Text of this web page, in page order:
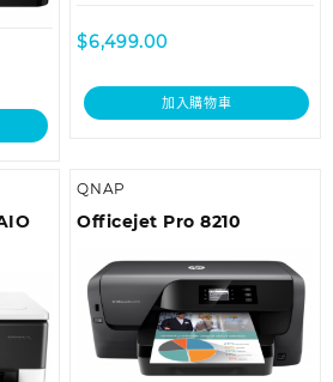
$6,499.00
加入購物車
QNAP
Officejet Pro 8210